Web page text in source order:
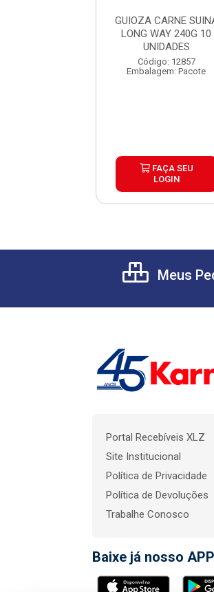
GUIOZA CARNE
LONG WAY 240G 10
UNIDADES
Código: 12857
Embalagem: Pacote
FAÇA SEU
LOGIN
Meus
Portal Recebíveis XLZ
Site Institucional
Política de Privacidade
Política de Devoluções
Trabalhe Conosco
Baixe já nosso APP